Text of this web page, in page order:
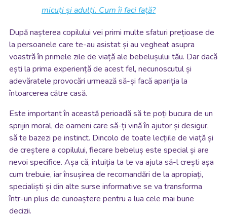
micuți și adulți. Cum îi faci față?
După nașterea copilului vei primi multe sfaturi prețioase de
la persoanele care te-au asistat și au vegheat asupra
voastră în primele zile de viață ale bebelușului tău. Dar dacă
ești la prima experiență de acest fel, necunoscutul și
adevăratele provocări urmează să-și facă apariția la
întoarcerea către casă.
Este important în această perioadă să te poți bucura de un
sprijin moral, de oameni care să-ți vină în ajutor și desigur,
să te bazezi pe instinct. Dincolo de toate lecțiile de viață și
de creștere a copilului, fiecare bebeluș este special și are
nevoi specifice. Așa că, intuiția ta te va ajuta să-l crești așa
cum trebuie, iar însușirea de recomandări de la apropiați,
specialiști și din alte surse informative se va transforma
într-un plus de cunoaștere pentru a lua cele mai bune
decizii.